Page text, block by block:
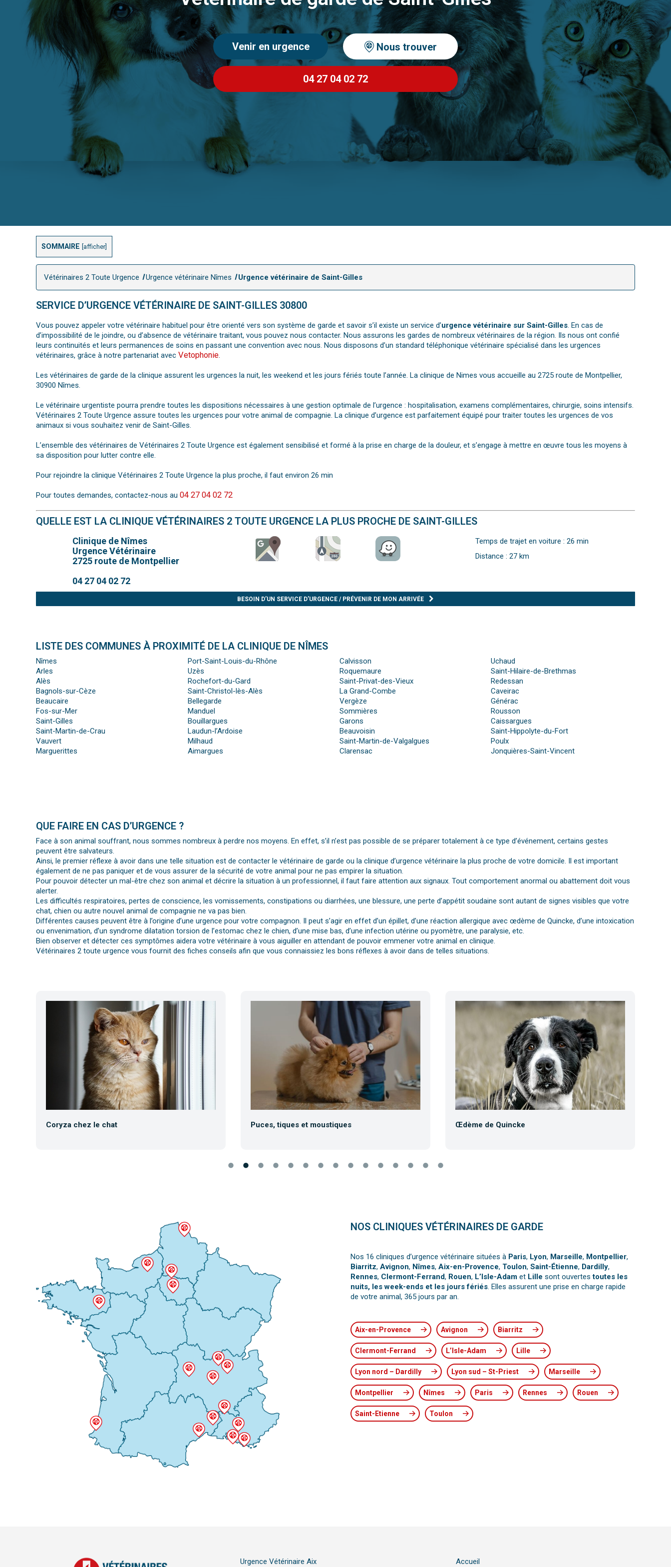
SOMMAIRE afficher
Venir en urgence
04 27 04 02 72
Nous trouver
Vétérinaires 2 Toute Urgence Urgence vétérinaire Nîmes Urgence vétérinaire de Saint-Gilles
SERVICE D’URGENCE VÉTÉRINAIRE DE SAINT-GILLES 30800
Vous pouvez appeler votre vétérinaire habituel pour être orienté vers son système de garde et savoir s’il existe un service d’urgence vétérinaire sur Saint-Gilles. En cas de
d’impossibilité de le joindre, ou d’absence de vétérinaire traitant, vous pouvez nous contacter. Nous assurons les gardes de nombreux vétérinaires de la région. Ils nous ont confié
leurs continuités et leurs permanences de soins en passant une convention avec nous. Nous disposons d’un standard téléphonique vétérinaire spécialisé dans les urgences
vétérinaires, grâce à notre partenariat avec Vetophonie.
Les vétérinaires de garde de la clinique assurent les urgences la nuit, les weekend et les jours fériés toute l’année. La clinique de Nimes vous accueille au 2725 route de Montpellier,
30900 Nîmes.
Le vétérinaire urgentiste pourra prendre toutes les dispositions nécessaires à une gestion optimale de l’urgence : hospitalisation, examens complémentaires, chirurgie, soins intensifs.
Vétérinaires 2 Toute Urgence assure toutes les urgences pour votre animal de compagnie. La clinique d’urgence est parfaitement équipé pour traiter toutes les urgences de vos
animaux si vous souhaitez venir de Saint-Gilles.
L’ensemble des vétérinaires de Vétérinaires 2 Toute Urgence est également sensibilisé et formé à la prise en charge de la douleur, et s’engage à mettre en œuvre tous les moyens à
sa disposition pour lutter contre elle.
Pour rejoindre la clinique Vétérinaires 2 Toute Urgence la plus proche, il faut environ 26 min
Pour toutes demandes, contactez-nous au 04 27 04 02 72
QUELLE EST LA CLINIQUE VÉTÉRINAIRES 2 TOUTE URGENCE LA PLUS PROCHE DE SAINT-GILLES
Clinique de Nîmes
Urgence Vétérinaire
2725 route de Montpellier
04 27 04 02 72
Temps de trajet en voiture : 26 min
Distance : 27 km
BESOIN D’UN SERVICE D’URGENCE / PRÉVENIR DE MON ARRIVÉE
LISTE DES COMMUNES À PROXIMITÉ DE LA CLINIQUE DE NÎMES
Nîmes
Arles
Alès
Bagnols-sur-Cèze
Beaucaire
Fos-sur-Mer
Saint-Gilles
Saint-Martin-de-Crau
Vauvert
Marguerittes
Port-Saint-Louis-du-Rhône
Uzès
Rochefort-du-Gard
Saint-Christol-lès-Alès
Bellegarde
Manduel
Bouillargues
Laudun-l’Ardoise
Milhaud
Aimargues
Calvisson
Roquemaure
Saint-Privat-des-Vieux
La Grand-Combe
Vergèze
Sommières
Garons
Beauvoisin
Saint-Martin-de-Valgalgues
Clarensac
Uchaud
Saint-Hilaire-de-Brethmas
Redessan
Caveirac
Générac
Rousson
Caissargues
Saint-Hippolyte-du-Fort
Poulx
Jonquières-Saint-Vincent
QUE FAIRE EN CAS D’URGENCE ?
Face à son animal souffrant, nous sommes nombreux à perdre nos moyens. En effet, s’il n’est pas possible de se préparer totalement à ce type d’événement, certains gestes
peuvent être salvateurs.
Ainsi, le premier réflexe à avoir dans une telle situation est de contacter le vétérinaire de garde ou la clinique d’urgence vétérinaire la plus proche de votre domicile. Il est important
également de ne pas paniquer et de vous assurer de la sécurité de votre animal pour ne pas empirer la situation.
Pour pouvoir détecter un mal-être chez son animal et décrire la situation à un professionnel, il faut faire attention aux signaux. Tout comportement anormal ou abattement doit vous
alerter.
Les difficultés respiratoires, pertes de conscience, les vomissements, constipations ou diarrhées, une blessure, une perte d’appétit soudaine sont autant de signes visibles que votre
chat, chien ou autre nouvel animal de compagnie ne va pas bien.
Différentes causes peuvent être à l’origine d’une urgence pour votre compagnon. Il peut s’agir en effet d’un épillet, d’une réaction allergique avec œdème de Quincke, d’une intoxication
ou envenimation, d’un syndrome dilatation torsion de l’estomac chez le chien, d’une mise bas, d’une infection utérine ou pyomètre, une paralysie, etc.
Bien observer et détecter ces symptômes aidera votre vétérinaire à vous aiguiller en attendant de pouvoir emmener votre animal en clinique.
Vétérinaires 2 toute urgence vous fournit des fiches conseils afin que vous connaissiez les bons réflexes à avoir dans de telles situations.
Coryza chez le chat Puces, tiques et moustiques Œdème de Quincke
NOS CLINIQUES VÉTÉRINAIRES DE GARDE
Nos 16 cliniques d’urgence vétérinaire situées à Paris, Lyon, Marseille, Montpellier,
Biarritz, Avignon, Nîmes, Aix-en-Provence, Toulon, Saint-Étienne, Dardilly,
Rennes, Clermont-Ferrand, Rouen, L’Isle-Adam et Lille sont ouvertestoutes les
nuits, les week-ends et les jours fériés. Elles assurent une prise en charge rapide
de votre animal, 365 jours par an.
Aix-en-Provence Avignon Biarritz
Clermont-Ferrand L’Isle-Adam Lille
Lyon nord – Dardilly Lyon sud – St-Priest Marseille
Montpellier Nîmes Paris Rennes Rouen
Saint-Etienne Toulon
Urgence Vétérinaire Aix Accueil